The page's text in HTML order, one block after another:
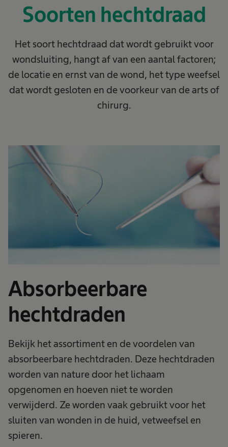
Soorten hechtdraad
Het soort hechtdraad dat wordt gebruikt voor
wondsluiting, hangt af van een aantal factoren;
de locatie en ernst van de wond, het type weefsel
dat wordt gesloten en de voorkeur van de arts of
chirurg.
Absorbeerbare
hechtdraden
Bekijk het assortiment en de voordelen van
absorbeerbare hechtdraden. Deze hechtdraden
worden van nature door het lichaam
opgenomen en hoeven niet te worden
verwijderd. Ze worden vaak gebruikt voor het
sluiten van wonden in de huid, vetweefsel en
spieren.